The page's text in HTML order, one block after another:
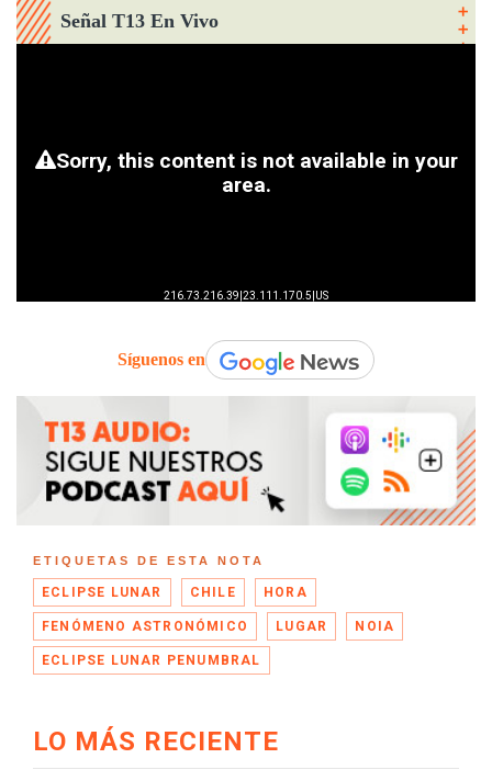
Señal T13 En Vivo
Síguenos en
ETIQUETAS DE ESTA NOTA
ECLIPSE LUNAR CHILE HORA
FENÓMENO ASTRONÓMICO LUGAR NOIA
ECLIPSE LUNAR PENUMBRAL
LO MÁS RECIENTE